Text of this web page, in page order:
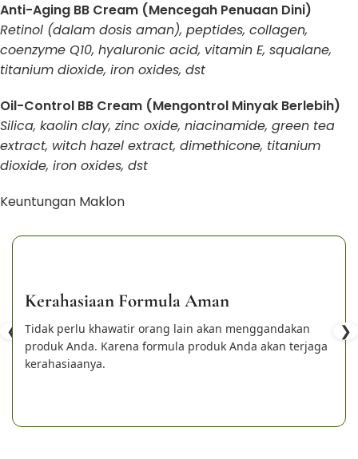
Anti-Aging BB Cream (Mencegah Penuaan Dini)
Retinol (dalam dosis aman), peptides, collagen,
coenzyme Q10, hyaluronic acid, vitamin E, squalane,
titanium dioxide, iron oxides, dst
Oil-Control BB Cream (Mengontrol Minyak Berlebih)
Silica, kaolin clay, zinc oxide, niacinamide, green tea
extract, witch hazel extract, dimethicone, titanium
dioxide, iron oxides, dst
Keuntungan Maklon
❮
Kerahasiaan Formula Aman
Tidak perlu khawatir orang lain akan menggandakan
produk Anda. Karena formula produk Anda akan terjaga
kerahasiaanya.
❯